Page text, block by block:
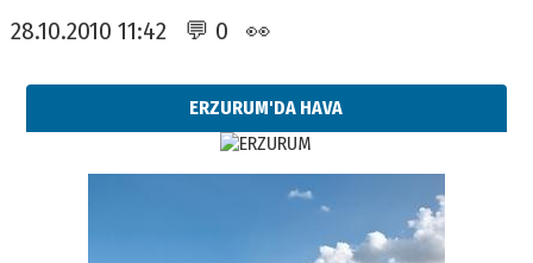
28.10.2010 11:42 💬 0 👀
ERZURUM'DA HAVA